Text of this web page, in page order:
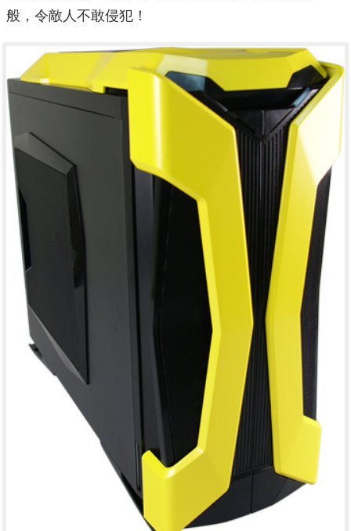
般，令敵人不敢侵犯！